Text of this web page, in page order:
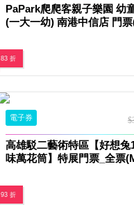
PaPark爬爬客親子樂園 幼
(一大一幼) 南港中信店 門
83 折
電子券
高雄駁二藝術特區【好想兔
味萬花筒】特展門票_全票
93 折